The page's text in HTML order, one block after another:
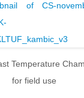
Temperature
for field use